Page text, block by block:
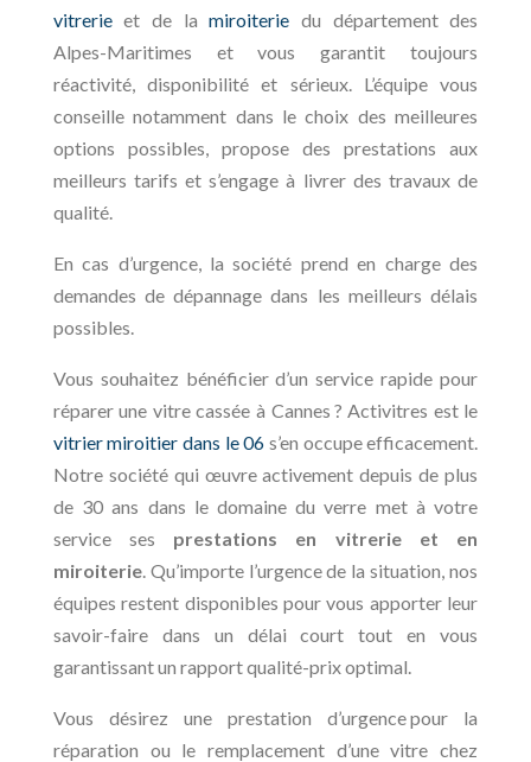
vitrerieet de lamiroiterie du département des
Alpes-Maritimes et vous garantit toujours
réactivité, disponibilité et sérieux. L’équipe vous
conseille notamment dans le choix des meilleures
options possibles, propose des prestations aux
meilleurs tarifs et s’engage à livrer des travaux de
qualité.
En cas d’urgence, la société prend en charge des
demandes de dépannage dans les meilleurs délais
possibles.
Vous souhaitez bénéficier d’un service rapide pour
réparer une vitre cassée à Cannes ? Activitres est le
vitrier miroitier dans le 06 s’en occupe efficacement.
Notre société qui œuvre activement depuis de plus
de 30 ans dans le domaine du verre met à votre
service ses prestations en vitrerie et en
miroiterie. Qu’importe l’urgence de la situation, nos
équipes restent disponibles pour vous apporter leur
savoir-faire dans un délai court tout en vous
garantissant un rapport qualité-prix optimal.
Vous désirez une prestation d’urgence pour la
réparation ou le remplacement d’une vitre chez